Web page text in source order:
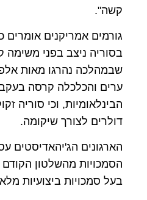
קשה".
גורמים אמריקנים
בסוריה ניצב בפני
שבמהלכה נהרגו מאות
ערים והכלכלה קרסה
הבינלאומיות, וכי סוריה
דולרים לצורך שיקומה.
הארגונים הג'יהאדיסטים
הסמכויות מהשלטון
בעל סמכויות ביצועיות